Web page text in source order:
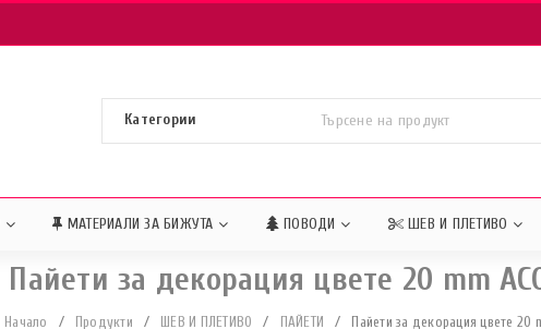
МАТЕРИАЛИ ЗА БИЖУТА ПОВОДИ ШЕВ И ПЛЕТИВО
Пайети за декорация цвете 20 mm
Начало / Продукти / ШЕВ И ПЛЕТИВО / ПАЙЕТИ / Пайети за декорация цвете 20